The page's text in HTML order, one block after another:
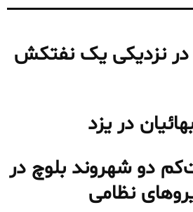
در نزدیکی یک نفتکش
در یزد
دو شهروند بلوچ در
نظامی